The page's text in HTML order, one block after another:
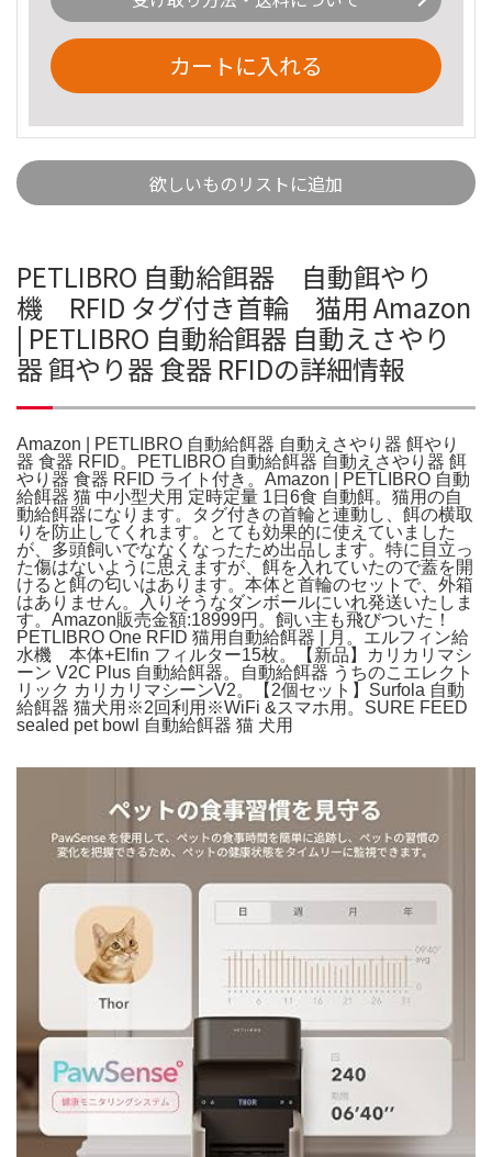
カートに入れる
欲しいものリストに追加
PETLIBRO 自動給餌器 自動餌やり
機 RFID タグ付き首輪 猫用 Amazon
| PETLIBRO 自動給餌器 自動えさやり
器 餌やり器 食器 RFIDの詳細情報
Amazon | PETLIBRO 自動給餌器 自動えさやり器 餌やり
器 食器 RFID。PETLIBRO 自動給餌器 自動えさやり器 餌
やり器 食器 RFID ライト付き。Amazon | PETLIBRO 自動
給餌器 猫 中小型犬用 定時定量 1日6食 自動餌。猫用の自
動給餌器になります。タグ付きの首輪と連動し、餌の横取
りを防止してくれます。とても効果的に使えていました
が、多頭飼いでななくなったため出品します。特に目立っ
た傷はないように思えますが、餌を入れていたので蓋を開
けると餌の匂いはあります。本体と首輪のセットで、外箱
はありません。入りそうなダンボールにいれ発送いたしま
す。Amazon販売金額:18999円。飼い主も飛びついた！
PETLIBRO One RFID 猫用自動給餌器 | 月。エルフィン給
水機 本体+Elfin フィルター15枚。【新品】カリカリマシ
ーン V2C Plus 自動給餌器。自動給餌器 うちのこエレクト
リック カリカリマシーンV2。【2個セット】Surfola 自動
給餌器 猫犬用※2回利用※WiFi &スマホ用。SURE FEED
sealed pet bowl 自動給餌器 猫 犬用